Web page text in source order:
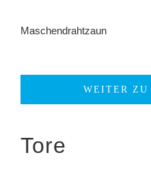
Maschendrahtzaun
WEITER
Tore